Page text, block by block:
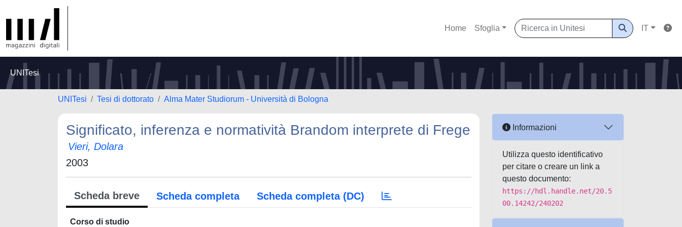
Home Sfoglia IT
UNITesi
UNITesi Tesi di dottorato Alma Mater Studiorum - Università di Bologna
Significato, inferenza e normatività Brandom interprete di Frege
Vieri, Dolara
2003
Scheda breve Scheda completa Scheda completa (DC)
Corso di studio
Informazioni
Utilizza questo identificativo
per citare o creare un link a
questo documento:
https://hdl.handle.net/20.5
00.14242/240202